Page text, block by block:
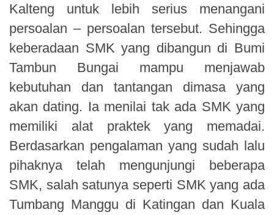
Kalteng untuk lebih serius menangani
persoalan – persoalan tersebut. Sehingga
keberadaan SMK yang dibangun di Bumi
Tambun Bungai mampu menjawab
kebutuhan dan tantangan dimasa yang
akan dating. Ia menilai tak ada SMK yang
memiliki alat praktek yang memadai.
Berdasarkan pengalaman yang sudah lalu
pihaknya telah mengunjungi beberapa
SMK, salah satunya seperti SMK yang ada
Tumbang Manggu di Katingan dan Kuala